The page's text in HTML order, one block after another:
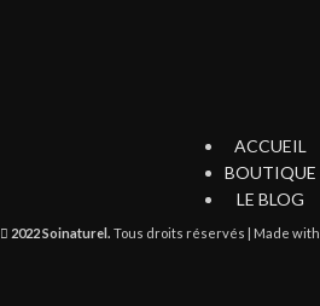
ACCUEIL
BOUTIQUE
LE BLOG
2022 Soinaturel. Tous droits réservés | Made with